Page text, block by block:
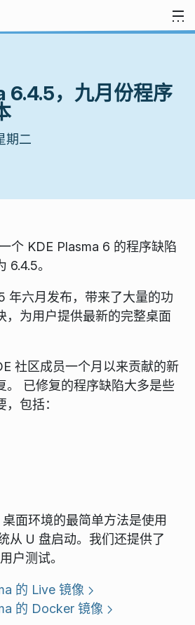
6.4.5，九月份程序
期二
个 KDE Plasma 6 的程序缺陷
6.4.5。
年六月发布，带来了大量的功
，为用户提供最新的完整桌面
社区成员一个月以来贡献的新
。 已修复的程序缺陷大多是些
包括：
面环境的最简单方法是使用
从 U 盘启动。我们还提供了
户测试。
的 Live 镜像
的 Docker 镜像